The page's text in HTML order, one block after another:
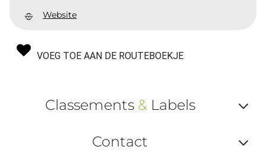
Website
VOEG TOE AAN DE ROUTEBOEKJE
Classements &Labels
ou
Contact